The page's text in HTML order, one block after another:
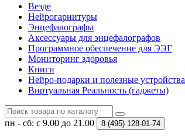
Везде
Нейрогарнитуры
Энцефалографы
Аксессуары для энцефалографов
Программное обеспечение для ЭЭГ
Мониторинг здоровья
Книги
Нейро-подарки и полезные устройства
Виртуальная Реальность (гаджеты)
пн - сб: с 9.00 до 21.00 8 (495) 128-01-74